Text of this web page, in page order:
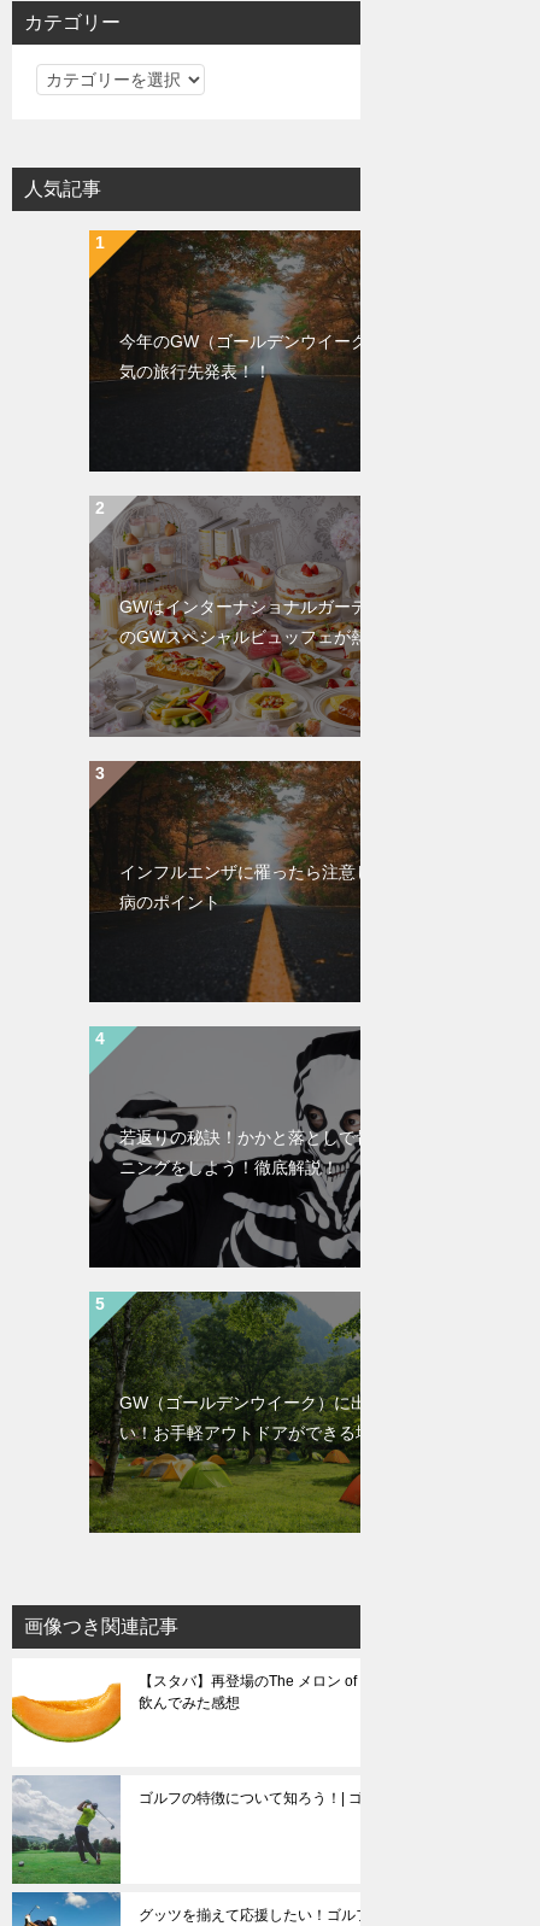
カテゴリー
カ
リ
ー
人気記事
今年のGW（ゴールデンウイーク）の人
気の旅行先発表！！
GWはインターナショナルガーデン成田
のGWスペシャルビュッフェが熱い！
インフルエンザに罹ったら注意したい看
病のポイント
若返りの秘訣！かかと落としで骨トレー
ニングをしよう！徹底解説！
GW（ゴールデンウイーク）に出かけた
い！お手軽アウトドアができる場所
画像つき関連記事
【スタバ】再登場のThe メロン of メロン フラペチーノを
飲んでみた感想
ゴルフの特徴について知ろう！| ゴルフの基礎知識
グッツを揃えて応援したい！ゴルフ観戦